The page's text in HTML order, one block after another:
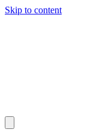
Skip to content